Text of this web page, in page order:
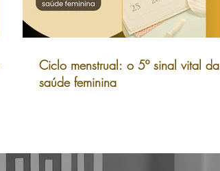
Ciclo menstrual: o 5º sinal vital da
saúde feminina